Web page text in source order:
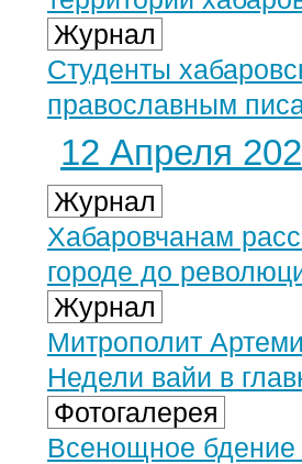
Журнал
Студенты
православным
12 Апреля
Журнал
Хабаровчанам
городе до
Журнал
Митрополит
Недели вайи в
Фотогалерея
Всенощное бдение